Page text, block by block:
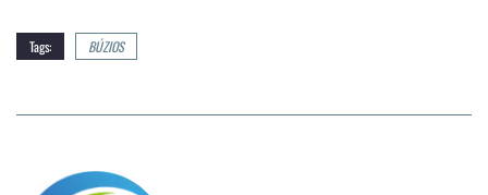
Tags: BÚZIOS